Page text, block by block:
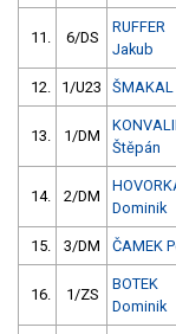
11. 6/DS
RUFFER
Jakub
12. 1/U23 ŠMAKAL
13. 1/DM
Štěpán
14. 2/DM
Dominik
15. 3/DM ČAMEK
16. 1/ZS
BOTEK
Dominik